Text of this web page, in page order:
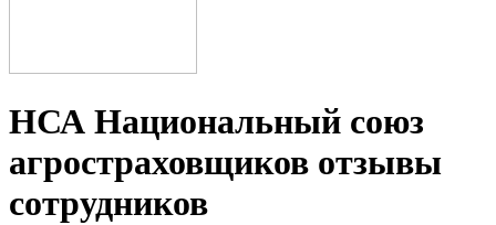
НСА Национальный союз
агростраховщиков отзывы
сотрудников